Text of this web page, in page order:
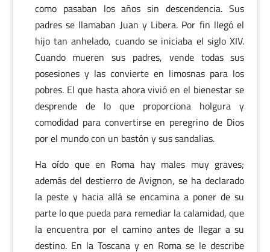
como pasaban los años sin descendencia. Sus
padres se llamaban Juan y Libera. Por fin llegó el
hijo tan anhelado, cuando se iniciaba el siglo XIV.
Cuando mueren sus padres, vende todas sus
posesiones y las convierte en limosnas para los
pobres. El que hasta ahora vivió en el bienestar se
desprende de lo que proporciona holgura y
comodidad para convertirse en peregrino de Dios
por el mundo con un bastón y sus sandalias.
Ha oído que en Roma hay males muy graves;
además del destierro de Avignon, se ha declarado
la peste y hacia allá se encamina a poner de su
parte lo que pueda para remediar la calamidad, que
la encuentra por el camino antes de llegar a su
destino. En la Toscana y en Roma se le describe